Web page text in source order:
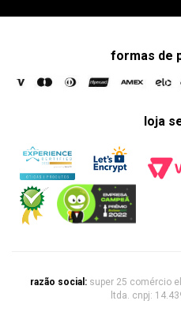
formas de
loja
razão social: super 25 comércio
ltda. cnpj: